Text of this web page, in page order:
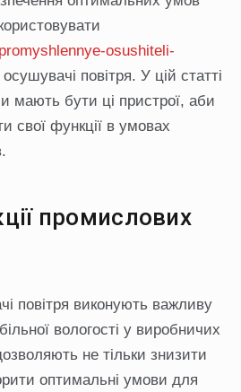
osushiteli-
повітря. У цій статті
мають бути ці пристрої, аби
свої функції в умовах
промислових
повітря виконують важливу
вологості у виробничих
не тільки знизити
оптимальні умови для